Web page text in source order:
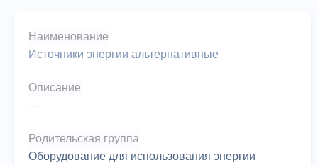
Наименование
Источники энергии альтернативные
Описание
—
Родительская группа
Оборудование для использования энергии